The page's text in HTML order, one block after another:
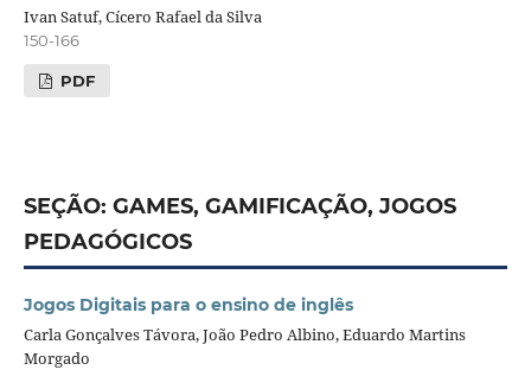
Ivan Satuf, Cícero Rafael da Silva
150-166
PDF
SEÇÃO: GAMES, GAMIFICAÇÃO, JOGOS
PEDAGÓGICOS
Jogos Digitais para o ensino de inglês
Carla Gonçalves Távora, João Pedro Albino, Eduardo Martins
Morgado